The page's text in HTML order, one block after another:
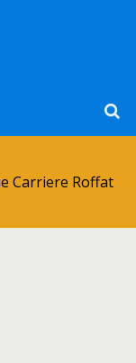
Carriere Roffat